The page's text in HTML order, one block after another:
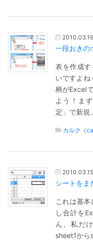
2010.03.16
一段おきの
表を作成
いですよね
柄がExcel
よう！ま
定」で新規
カルク（
2010.03.15
シートをま
これは基
し合計を
ん。私だ
sheet1か